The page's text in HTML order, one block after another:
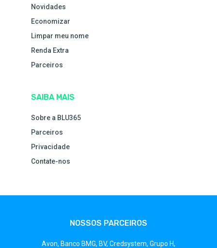
Novidades
Economizar
Limpar meu nome
Renda Extra
Parceiros
SAIBA MAIS
Sobre a BLU365
Parceiros
Privacidade
Contate-nos
NOSSOS PARCEIROS
Avon, Banco BMG, BV, Credsystem, Grupo H,